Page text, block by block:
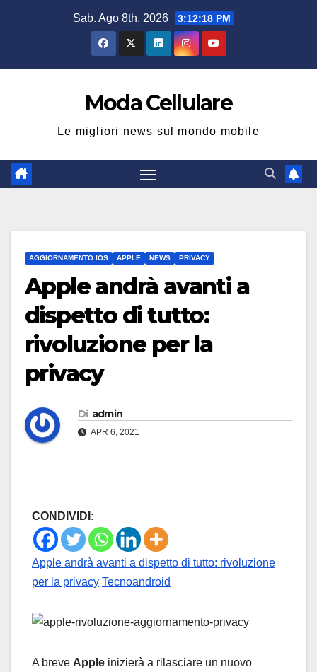
Sab. Ago 8th, 2026 3:12:19 PM
Moda Cellulare
Le migliori news sul mondo mobile
AGGIORNAMENTO IOS APPLE NEWS PRIVACY
Apple andrà avanti a
dispetto di tutto:
rivoluzione per la
privacy
Di admin
APR 6, 2021
CONDIVIDI:
Apple andrà avanti a dispetto di tutto: rivoluzione
per la privacy Tecnoandroid
A breve Apple inizierà a rilasciare un nuovo